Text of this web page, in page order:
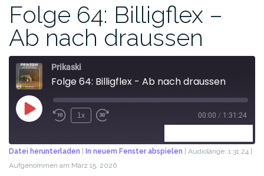
Folge 64: Billigflex –
Ab nach draussen
Prikaski
Folge 64: Billigflex - Ab nach draussen
1x 00:00 / 1:31:24
TEILEN
Datei herunterladen In neuem Fenster abspielen Audiolänge: 1:31:24
Aufgenommen am März 15, 2026